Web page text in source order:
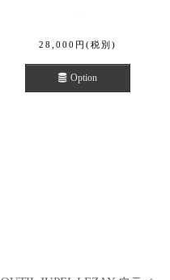
28,000 円 (税別)
Option